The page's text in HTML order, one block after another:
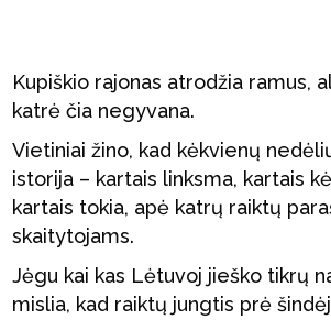
Kupiškio rajonas atrodžia ramus,
katrė čia negyvana.
Vietiniai žino, kad kėkvienų
istorija – kartais linksma, kartais
kartais tokia, apė katrų raiktų
skaitytojams.
Jėgu kai kas Lėtuvoj jieško tikrų
mislia, kad raiktų jungtis prė